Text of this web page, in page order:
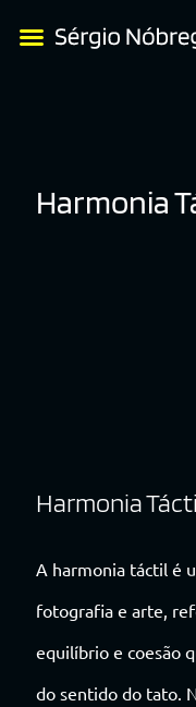
Harmonia
Harmonia
A harmonia táctil é
fotografia e arte,
equilíbrio e coesão
do sentido do tato.